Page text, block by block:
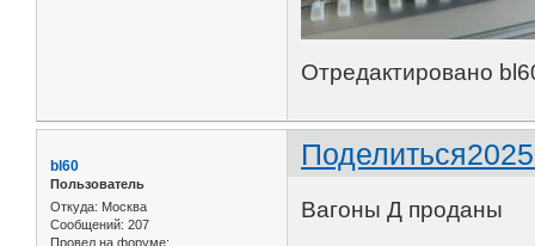
Отредактировано
Поделиться
bl60
Пользователь
Откуда: Москва
Сообщений: 207
Провел на форуме:
Вагоны Д проданы